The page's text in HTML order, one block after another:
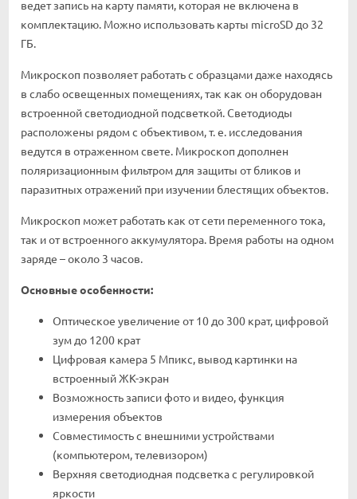
ведет запись на карту памяти, которая не включена в
комплектацию. Можно использовать карты microSD до 32
ГБ.
Микроскоп позволяет работать с образцами даже находясь
в слабо освещенных помещениях, так как он оборудован
встроенной светодиодной подсветкой. Светодиоды
расположены рядом с объективом, т. е. исследования
ведутся в отраженном свете. Микроскоп дополнен
поляризационным фильтром для защиты от бликов и
паразитных отражений при изучении блестящих объектов.
Микроскоп может работать как от сети переменного тока,
так и от встроенного аккумулятора. Время работы на одном
заряде – около 3 часов.
Основные особенности:
Оптическое увеличение от 10 до 300 крат, цифровой
зум до 1200 крат
Цифровая камера 5 Мпикс, вывод картинки на
встроенный ЖК-экран
Возможность записи фото и видео, функция
измерения объектов
Совместимость с внешними устройствами
(компьютером, телевизором)
Верхняя светодиодная подсветка с регулировкой
яркости